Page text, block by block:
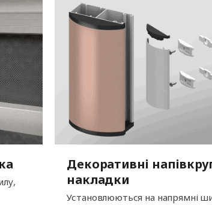
Декоративні
накладки
Установлюються на напрямні